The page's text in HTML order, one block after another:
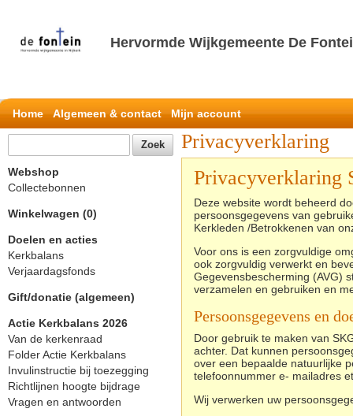
Hervormde Wijkgemeente De
Home Algemeen & contact Mijn account
Privacyverklaring
Privacyverklaring
Deze website wordt beheerd
persoonsgegevens van
Kerkleden /Betrokkenen van
Voor ons is een zorgvuldige
ook zorgvuldig verwerkt en
Gegevensbescherming (AVG)
verzamelen en gebruiken en
Persoonsgegevens en
Door gebruik te maken van
achter. Dat kunnen
over een bepaalde natuurlijke
telefoonnummer e- mailadres
Wij verwerken uw
Webshop
Collectebonnen
Winkelwagen (0)
Doelen en acties
Kerkbalans
Verjaardagsfonds
Gift/donatie (algemeen)
Actie Kerkbalans 2026
Van de kerkenraad
Folder Actie Kerkbalans
Invulinstructie bij toezegging
Richtlijnen hoogte bijdrage
Vragen en antwoorden